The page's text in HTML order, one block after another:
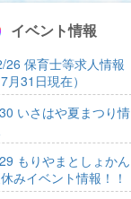
イベント情報
26 保育士等求人情報
7月31日現在）
いさはや夏まつり情
もりやまとしょかん
みイベント情報！！